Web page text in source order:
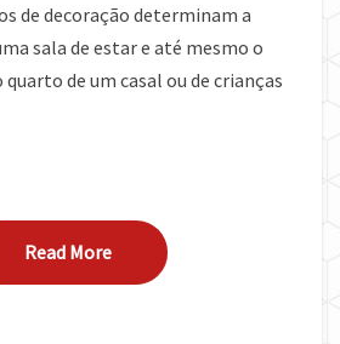
de decoração determinam a
sala de estar e até mesmo o
de um casal ou de crianças
Read MoreRead More